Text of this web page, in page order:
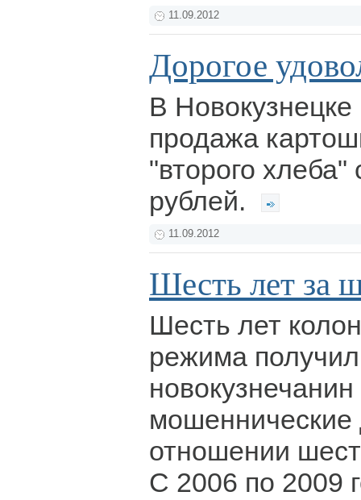
11.09.2012
Дорогое
В
продажа
"второго хлеба"
рублей.
11.09.2012
Шесть лет за
Шесть лет
режима
мошеннические
отношении
С 2006 по 2009